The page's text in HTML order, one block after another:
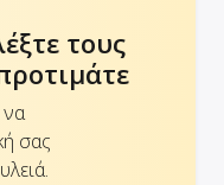
τους
να
σας